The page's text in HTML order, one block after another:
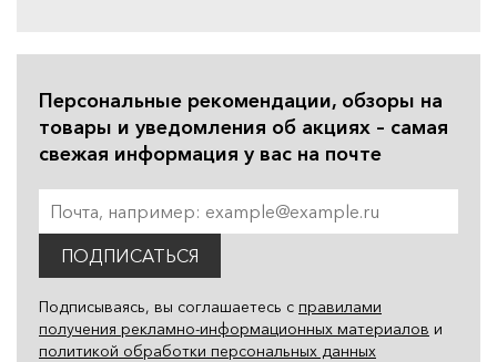
Персональные рекомендации, обзоры на
товары и уведомления об акциях – самая
свежая информация у вас на почте
ПОДПИСАТЬСЯ
Подписываясь, вы соглашаетесь с правилами
получения рекламно-информационных материалов и
политикой обработки персональных данных